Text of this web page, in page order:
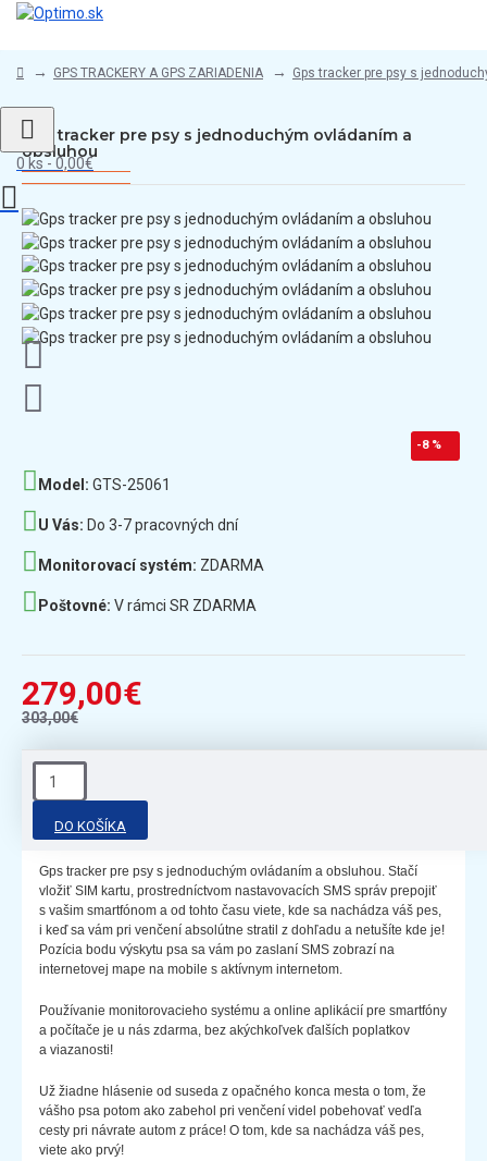
0 ks - 0,00€
GPS TRACKERY A GPS ZARIADENIA Gps tracker pre psy s
Gps tracker pre psy s jednoduchým ovládaním a
obsluhou
-8 %
279,00€
303,00€
Model: GTS-25061
U Vás: Do 3-7 pracovných dní
Monitorovací systém: ZDARMA
Poštovné: V rámci SR ZDARMA
DO KOŠÍKA
POPIS PRODUKTU
Gps tracker pre psy s jednoduchým ovládaním a obsluhou. Stačí
vložiť SIM kartu, prostredníctvom nastavovacích SMS správ prepojiť
s vašim smartfónom a od tohto času viete, kde sa nachádza váš pes,
i keď sa vám pri venčení absolútne stratil z dohľadu a netušíte kde je!
Pozícia bodu výskytu psa sa vám po zaslaní SMS zobrazí na
internetovej mape na mobile s aktívnym internetom.
Používanie monitorovacieho systému a online aplikácií pre smartfóny
a počítače je u nás zdarma, bez akýchkoľvek ďalších poplatkov
a viazanosti!
Už žiadne hlásenie od suseda z opačného konca mesta o tom, že
vášho psa potom ako zabehol pri venčení videl pobehovať vedľa
cesty pri návrate autom z práce! O tom, kde sa nachádza váš pes,
viete ako prvý!